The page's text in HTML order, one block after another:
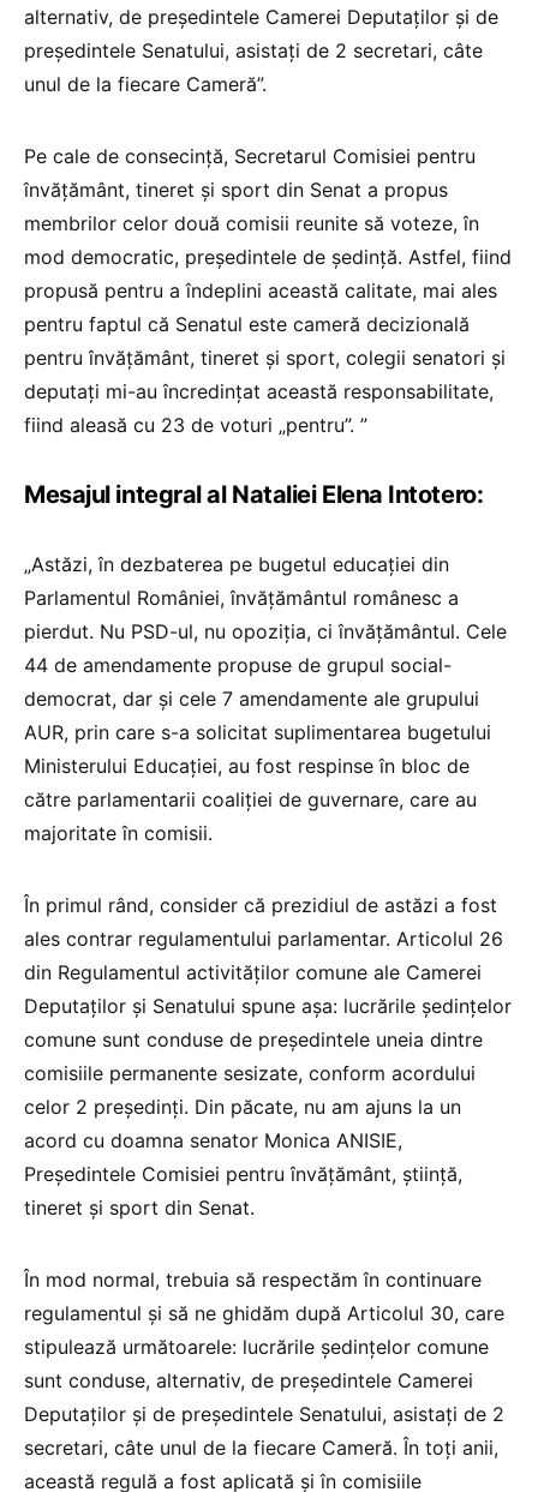
alternativ, de președintele Camerei Deputaților și de
președintele Senatului, asistați de 2 secretari, câte
unul de la fiecare Cameră”.
Pe cale de consecință, Secretarul Comisiei pentru
învățământ, tineret și sport din Senat a propus
membrilor celor două comisii reunite să voteze, în
mod democratic, președintele de ședință. Astfel, fiind
propusă pentru a îndeplini această calitate, mai ales
pentru faptul că Senatul este cameră decizională
pentru învățământ, tineret și sport, colegii senatori și
deputați mi-au încredințat această responsabilitate,
fiind aleasă cu 23 de voturi „pentru”. ”
Mesajul integral al Nataliei Elena Intotero:
„Astăzi, în dezbaterea pe bugetul educației din
Parlamentul României, învățământul românesc a
pierdut. Nu PSD-ul, nu opoziția, ci învățământul. Cele
44 de amendamente propuse de grupul social-
democrat, dar și cele 7 amendamente ale grupului
AUR, prin care s-a solicitat suplimentarea bugetului
Ministerului Educației, au fost respinse în bloc de
către parlamentarii coaliției de guvernare, care au
majoritate în comisii.
În primul rând, consider că prezidiul de astăzi a fost
ales contrar regulamentului parlamentar. Articolul 26
din Regulamentul activităților comune ale Camerei
Deputaţilor şi Senatului spune așa: lucrările şedinţelor
comune sunt conduse de preşedintele uneia dintre
comisiile permanente sesizate, conform acordului
celor 2 preşedinţi. Din păcate, nu am ajuns la un
acord cu doamna senator Monica ANISIE,
Președintele Comisiei pentru învăţământ, ştiinţă,
tineret şi sport din Senat.
În mod normal, trebuia să respectăm în continuare
regulamentul și să ne ghidăm după Articolul 30, care
stipulează următoarele: lucrările şedinţelor comune
sunt conduse, alternativ, de preşedintele Camerei
Deputaţilor şi de preşedintele Senatului, asistați de 2
secretari, câte unul de la fiecare Cameră. În toți anii,
această regulă a fost aplicată și în comisiile